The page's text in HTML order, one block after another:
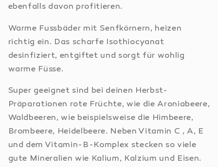
ebenfalls davon profitieren.
Warme Fussbäder mit Senfkörnern, heizen
richtig ein. Das scharfe Isothiocyanat
desinfiziert, entgiftet und sorgt für wohlig
warme Füsse.
Super geeignet sind bei deinen Herbst-
Präparationen rote Früchte, wie die Aroniabeere,
Waldbeeren, wie beispielsweise die Himbeere,
Brombeere, Heidelbeere. Neben Vitamin C , A, E
und dem Vitamin-B-Komplex stecken so viele
gute Mineralien wie Kalium, Kalzium und Eisen.